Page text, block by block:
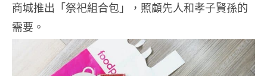
商城推出「祭祀組合包」，照顧先人和孝子賢孫的
需要。